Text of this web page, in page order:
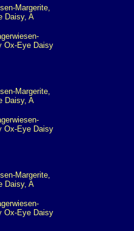
Ox-Eye Daisy
Ox-Eye Daisy
Ox-Eye Daisy